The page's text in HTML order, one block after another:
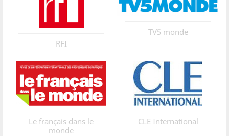
RFI
TV5 monde
Le français dans le
monde
CLE International